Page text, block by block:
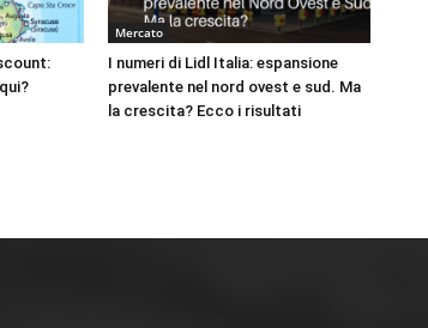
Mercato
I numeri di Lidl Italia: espansione
prevalente nel nord ovest e sud. Ma
la crescita? Ecco i risultati